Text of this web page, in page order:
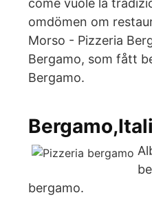
come vuole la
omdömen om
Morso - Pizzeria
Bergamo, som fått
Bergamo.
bergamo.